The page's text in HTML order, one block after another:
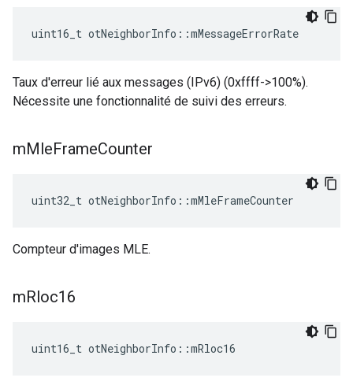
uint16_t otNeighborInfo ::mMessageErrorRate
Taux d'erreur lié aux messages (IPv6) (0xffff->100%).
Nécessite une fonctionnalité de suivi des erreurs.
mMleFrameCounter
uint32_t otNeighborInfo ::mMleFrameCounter
Compteur d'images MLE.
mRloc16
uint16_t otNeighborInfo ::mRloc16